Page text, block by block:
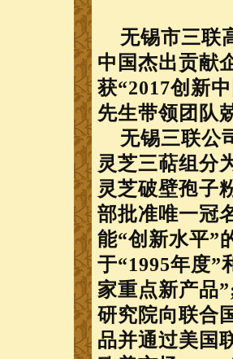
无锡市三联
中国杰出贡献
获“2017创新
先生带领团队
无锡三联公
灵芝三萜组分
灵芝破壁孢子
部批准唯一冠
能“创新水平”
于“1995年度”
家重点新产品
研究院向联合
品并通过美国